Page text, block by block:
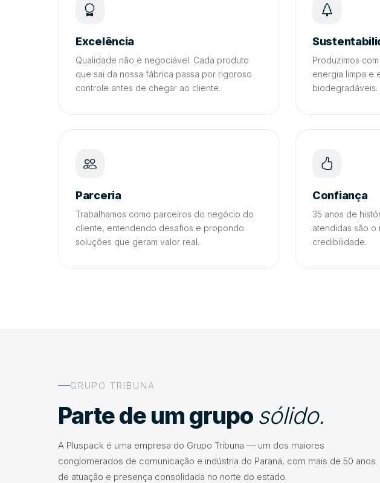
Excelência
Qualidade não é negociável. Cada produto
que sai da nossa fábrica passa por rigoroso
controle antes de chegar ao cliente.
Produzimos
energia limpa e
biodegradáveis.
Parceria
Trabalhamos como parceiros do negócio do
cliente, entendendo desafios e propondo
soluções que geram valor real.
Confiança
35 anos de
atendidas são o
credibilidade.
GRUPO TRIBUNA
Parte de um grupo sólido.
A Pluspack é uma empresa do Grupo Tribuna — um dos maiores
conglomerados de comunicação e indústria do Paraná, com mais de 50 anos
de atuação e presença consolidada no norte do estado.